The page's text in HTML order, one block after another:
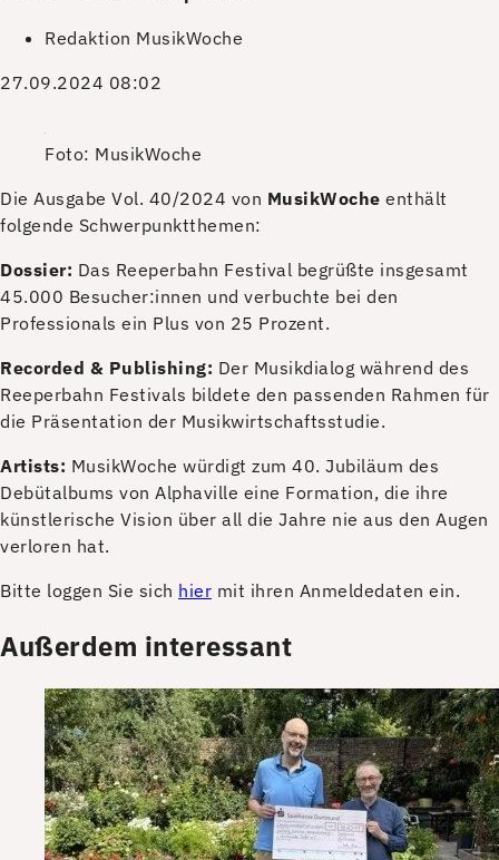
Redaktion MusikWoche
27.09.2024 08:02
Foto: MusikWoche
Die Ausgabe Vol. 40/2024 von MusikWoche enthält
folgende Schwerpunktthemen:
Dossier: Das Reeperbahn Festival begrüßte insgesamt
45.000 Besucher:innen und verbuchte bei den
Professionals ein Plus von 25 Prozent.
Recorded & Publishing: Der Musikdialog während des
Reeperbahn Festivals bildete den passenden Rahmen für
die Präsentation der Musikwirtschaftsstudie.
Artists: MusikWoche würdigt zum 40. Jubiläum des
Debütalbums von Alphaville eine Formation, die ihre
künstlerische Vision über all die Jahre nie aus den Augen
verloren hat.
Bitte loggen Sie sich hier mit ihren Anmeldedaten ein.
Außerdem interessant